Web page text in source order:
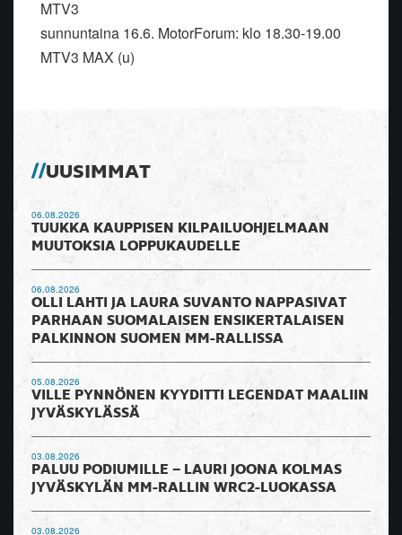
MTV3
sunnuntaina 16.6. MotorForum: klo 18.30-19.00
MTV3 MAX (u)
UUSIMMAT
06.08.2026
TUUKKA KAUPPISEN KILPAILUOHJELMAAN
MUUTOKSIA LOPPUKAUDELLE
06.08.2026
OLLI LAHTI JA LAURA SUVANTO NAPPASIVAT
PARHAAN SUOMALAISEN ENSIKERTALAISEN
PALKINNON SUOMEN MM-RALLISSA
05.08.2026
VILLE PYNNÖNEN KYYDITTI LEGENDAT MAALIIN
JYVÄSKYLÄSSÄ
03.08.2026
PALUU PODIUMILLE – LAURI JOONA KOLMAS
JYVÄSKYLÄN MM-RALLIN WRC2-LUOKASSA
03.08.2026